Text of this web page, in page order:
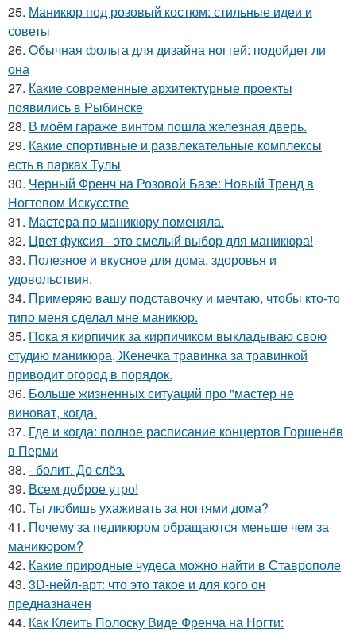
25. Маникюр под розовый костюм: стильные идеи и
советы
26. Обычная фольга для дизайна ногтей: подойдет ли
она
27. Какие современные архитектурные проекты
появились в Рыбинске
28. В моём гараже винтом пошла железная дверь.
29. Какие спортивные и развлекательные комплексы
есть в парках Тулы
30. Черный Френч на Розовой Базе: Новый Тренд в
Ногтевом Искусстве
31. Мастера по маникюру поменяла.
32. Цвет фуксия - это смелый выбор для маникюра!
33. Полезное и вкусное для дома, здоровья и
удовольствия.
34. Примеряю вашу подставочку и мечтаю, чтобы кто-то
типо меня сделал мне маникюр.
35. Пока я кирпичик за кирпичиком выкладываю свою
студию маникюра, Женечка травинка за травинкой
приводит огород в порядок.
36. Больше жизненных ситуаций про "мастер не
виноват, когда.
37. Где и когда: полное расписание концертов Горшенёв
в Перми
38. - болит. До слёз.
39. Всем доброе утро!
40. Ты любишь ухаживать за ногтями дома?
41. Почему за педикюром обращаются меньше чем за
маникюром?
42. Какие природные чудеса можно найти в Ставрополе
43. 3D-нейл-арт: что это такое и для кого он
предназначен
44. Как Клеить Полоску Виде Френча на Ногти: